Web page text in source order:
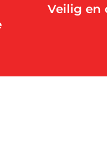
Veilig en